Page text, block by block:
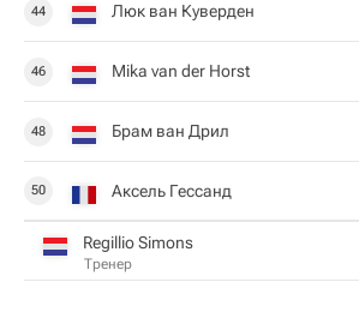
44 Люк ван Куверден
46 Mika van der Horst
48 Брам ван Дрил
50 Аксель Гессанд
Regillio Simons
Тренер